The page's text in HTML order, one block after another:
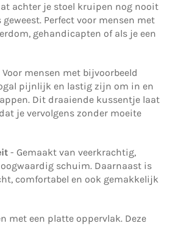
achter je stoel kruipen nog nooit
Perfect voor mensen met
gehandicapten of als je een
Voor mensen met bijvoorbeeld
pijnlijk en lastig zijn om in en
Dit draaiende kussentje laat
je vervolgens zonder moeite
- Gemaakt van veerkrachtig,
schuim. Daarnaast is
comfortabel en ook gemakkelijk
met een platte oppervlak. Deze